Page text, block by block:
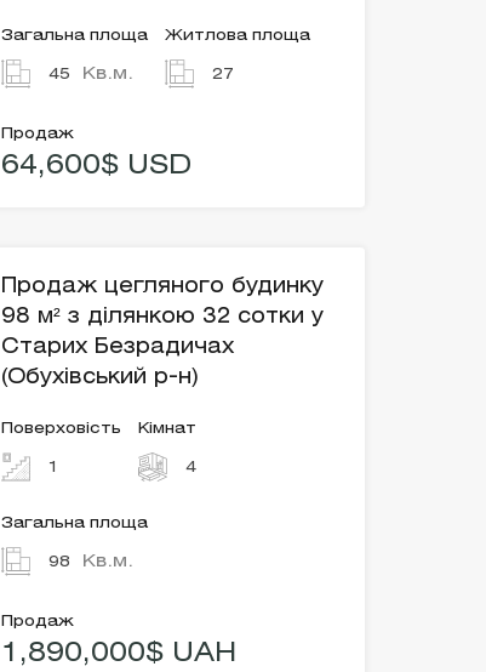
Загальна площа
45 Кв.м.
Житлова площа
27
Продаж
64,600$ USD
Продаж цегляного будинку
98 м² з ділянкою 32 сотки у
Старих Безрадичах
(Обухівський р-н)
Поверховість
1
Кімнат
4
Загальна площа
98 Кв.м.
Продаж
1,890,000$ UAH